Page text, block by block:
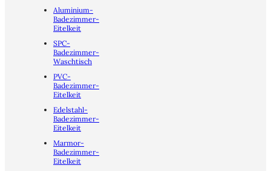
Aluminium-
Badezimmer-
Eitelkeit
SPC-
Badezimmer-
Waschtisch
PVC-
Badezimmer-
Eitelkeit
Edelstahl-
Badezimmer-
Eitelkeit
Marmor-
Badezimmer-
Eitelkeit